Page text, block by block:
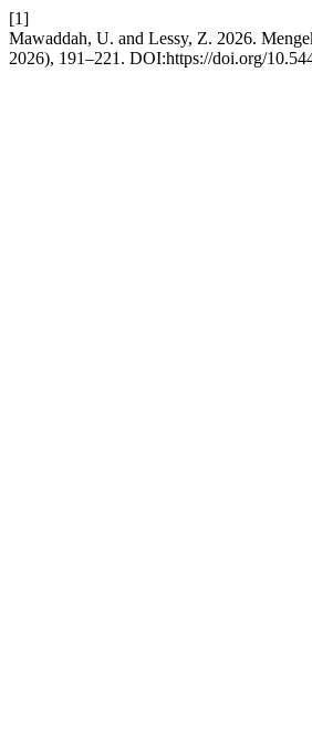
[1]
Mawaddah, U. and Lessy, Z. 2026.
2026), 191–221. DOI:https://doi.org/